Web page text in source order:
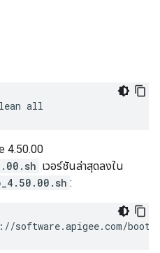
all
4.50.00
เวอร์ชันล่าสุดลงใน
: